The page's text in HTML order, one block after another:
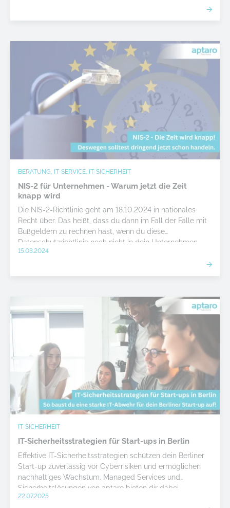
BERATUNG, IT-SERVICE, IT-SICHERHEIT
NIS-2 für Unternehmen - Warum jetzt die Zeit
knapp wird
Die NIS-2-Richtlinie geht am 18.10.2024 in nationales
Recht über. Das heißt, dass du dann im Fall der Fälle mit
Bußgeldern zu rechnen hast, wenn du diese
Datenschutzrichtlinie noch nicht in dein Unternehmen
implementiert haben solltest. Warum du jetzt schon
15.03.2024
IT-SICHERHEIT
IT-Sicherheitsstrategien für Start-ups in Berlin
Effektive IT-Sicherheitsstrategien schützen dein Berliner
Start-up zuverlässig vor Cyberrisiken und ermöglichen
nachhaltiges Wachstum. Managed Services und
Sicherheitslösungen von aptaro bieten dir dabei
kompetente Unterstützung.
22.07.2025